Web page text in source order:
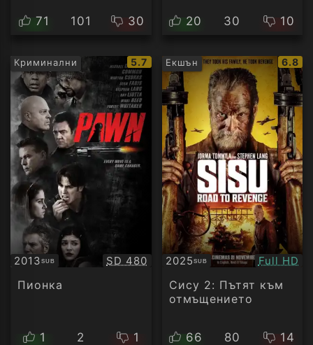
71 101 30 20 30 10
Криминални
IMDb
рейтинг:
5.7
2013SUB
Субтитри Качество:
SD 480
Пионка
1 2 1
Екшън
IMDb
6.8
2025SUB
Субтитри Full HD
Сису 2: Пътят към
отмъщението
66 80 14